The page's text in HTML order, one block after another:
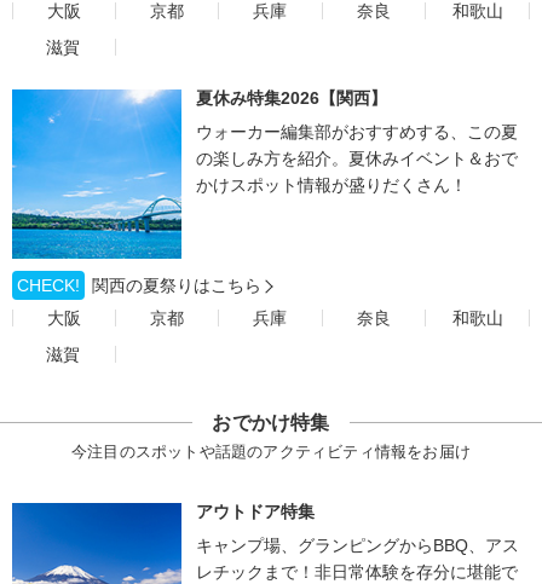
大阪
京都 兵庫 奈良
和歌山
滋賀
夏休み特集2026【関西】
ウォーカー編集部がおすすめする、この夏
の楽しみ方を紹介。夏休みイベント＆おで
かけスポット情報が盛りだくさん！
CHECK!
関西の夏祭りはこちら
大阪
京都 兵庫 奈良
和歌山
滋賀
おでかけ特集
今注目のスポットや話題のアクティビティ情報をお届け
アウトドア特集
キャンプ場、グランピングからBBQ、アス
レチックまで！非日常体験を存分に堪能で